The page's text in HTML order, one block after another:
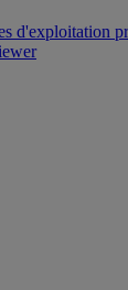
d'exploitation